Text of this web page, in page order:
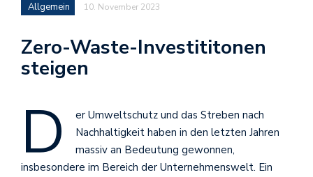
Allgemein 10. November 2023
Zero-Waste-Investititonen
steigen
D
er Umweltschutz und das Streben nach
Nachhaltigkeit haben in den letzten Jahren
massiv an Bedeutung gewonnen,
insbesondere im Bereich der Unternehmenswelt. Ein